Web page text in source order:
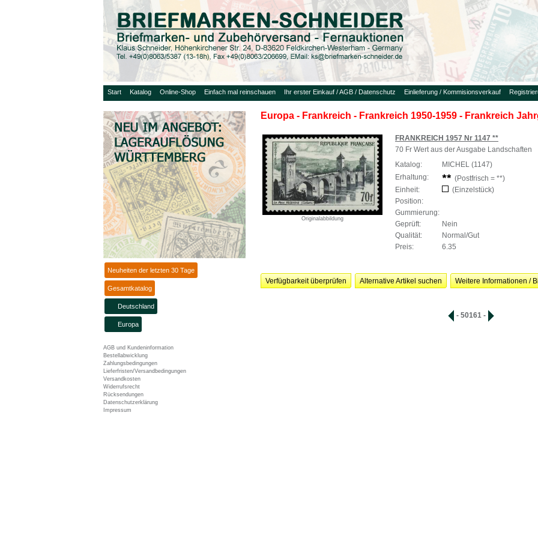
Start Katalog Online-Shop Einfach mal reinschauen Ihr erster Einkauf / AGB / Datenschutz Einlieferung / Kommisionsverkauf
Neuheiten der letzten 30 Tage
Gesamtkatalog
Deutschland
Europa
AGB und Kundeninformation
Bestellabwicklung
Zahlungsbedingungen
Lieferfristen/Versandbedingungen
Versandkosten
Widerrufsrecht
Rücksendungen
Datenschutzerklärung
Impressum
Europa - Frankreich - Frankreich 1950-1959 - Frankreich
Originalabbildung
FRANKREICH 1957 Nr 1147 **
70 Fr Wert aus der Ausgabe Landschaften
Katalog:
MICHEL (1147)
Erhaltung:
(Postfrisch = **)
Einheit:
(Einzelstück)
Position:
Gummierung:
Geprüft:
Nein
Qualität:
Normal/Gut
Preis:
6.35
Verfügbarkeit überprüfen Alternative Artikel suchen Weitere Informationen /
- 50161 -